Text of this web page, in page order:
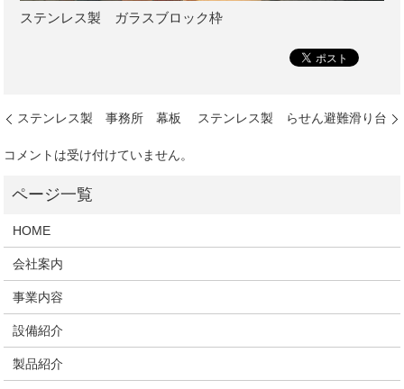
ステンレス製 ガラスブロック枠
ステンレス製 事務所 幕板 ステンレス製 らせん避難滑り台
コメントは受け付けていません。
HOME
会社案内
事業内容
設備紹介
製品紹介